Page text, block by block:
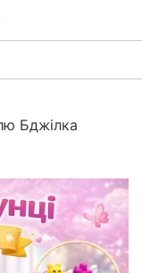
Бджілка